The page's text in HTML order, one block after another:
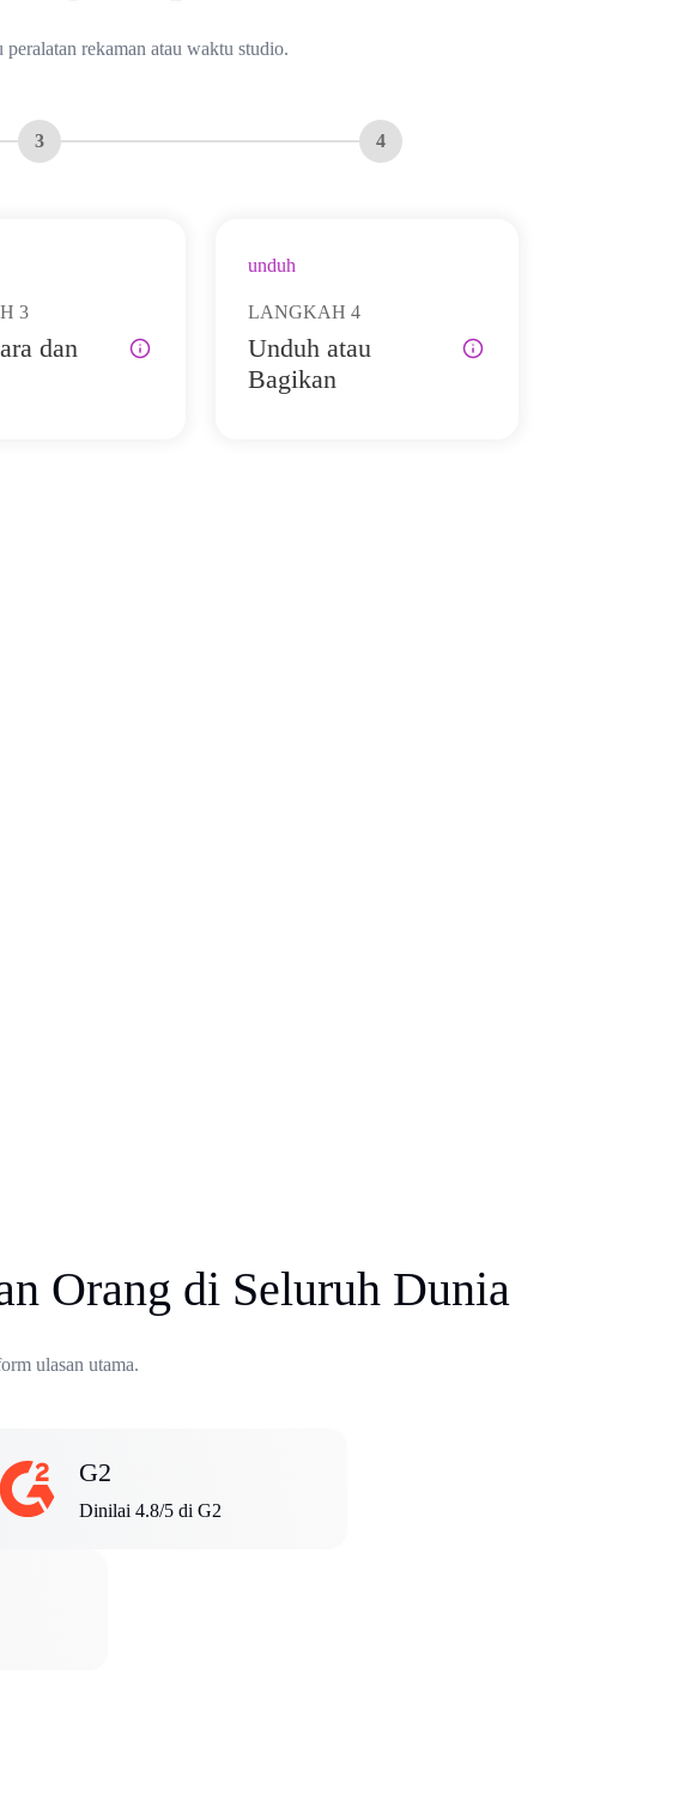
rekaman atau waktu studio.
3 4
3
dan
unduh
LANGKAH 4
Unduh atau
Bagikan
Orang di Seluruh Dunia
ulasan utama.
G2
Dinilai 4.8/5 di G2